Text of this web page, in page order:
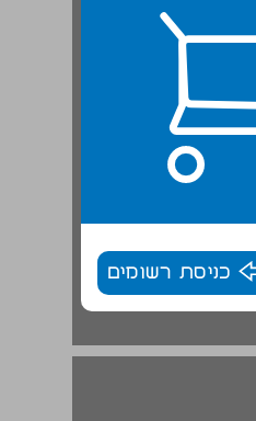
כניסת רשומים